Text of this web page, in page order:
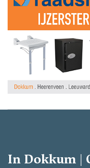
In Dokkum |